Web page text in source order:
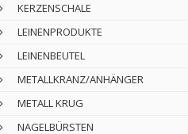
KERZENSCHALE
LEINENPRODUKTE
LEINENBEUTEL
METALLKRANZ/ANHÄNGER
METALL KRUG
NAGELBÜRSTEN